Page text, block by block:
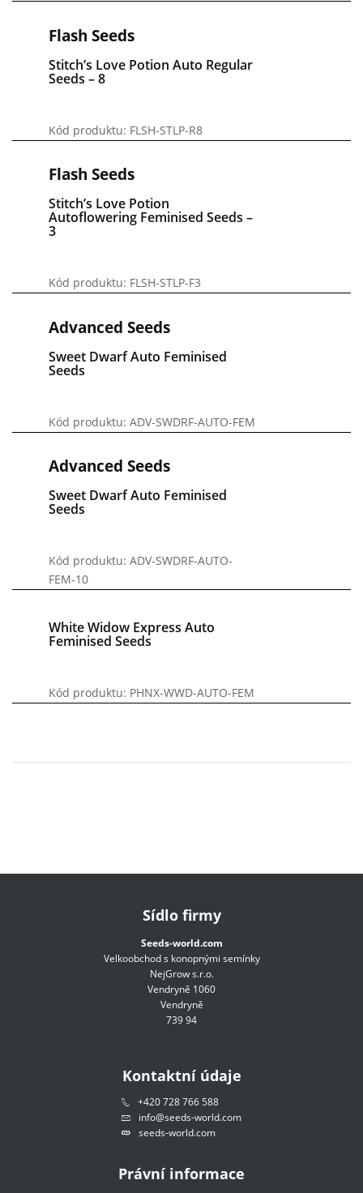
Flash Seeds
Stitch’s Love Potion Auto Regular
Seeds – 8
Kód produktu: FLSH-STLP-R8
Flash Seeds
Stitch’s Love Potion
Autoflowering Feminised Seeds –
3
Kód produktu: FLSH-STLP-F3
Advanced Seeds
Sweet Dwarf Auto Feminised
Seeds
Kód produktu: ADV-SWDRF-AUTO-FEM
Advanced Seeds
Sweet Dwarf Auto Feminised
Seeds
Kód produktu: ADV-SWDRF-AUTO-
FEM-10
White Widow Express Auto
Feminised Seeds
Kód produktu: PHNX-WWD-AUTO-FEM
Sídlo firmy
Seeds-world.com
Velkoobchod s konopnými semínky
NejGrow s.r.o.
Vendryně 1060
Vendryně
739 94
Kontaktní údaje
+420 728 766 588
info@seeds-world.com
seeds-world.com
Právní informace